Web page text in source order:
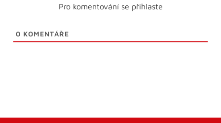
Pro komentování se přihlaste
0 KOMENTÁŘE